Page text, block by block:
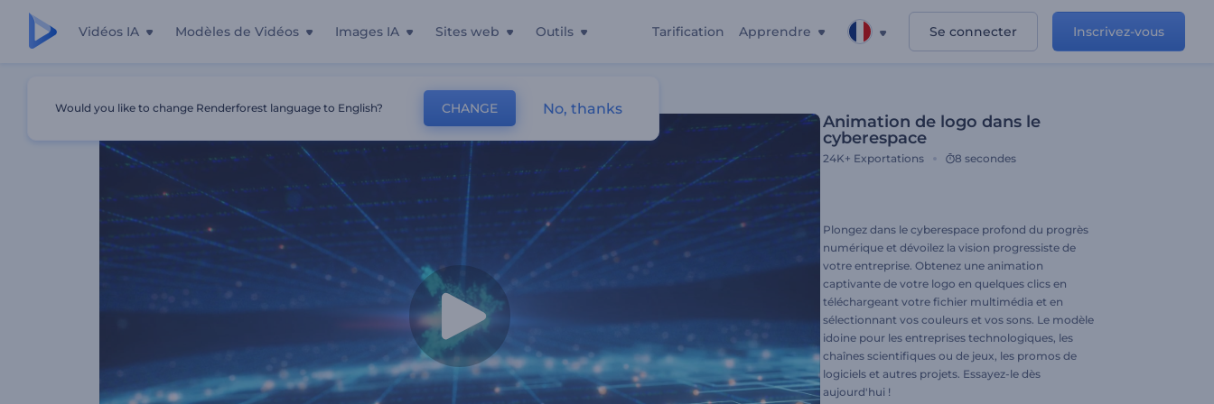
Vidéos IA Modèles de Vidéos Images IA Sites web Outils Tarification Apprendre Se connecter Inscrivez-vous
Animation de logo dans le
cyberespace
24K+ Exportations 8 secondes
Plongez dans le cyberespace profond du progrès
numérique et dévoilez la vision progressiste de
votre entreprise. Obtenez une animation
captivante de votre logo en quelques clics en
téléchargeant votre fichier multimédia et en
sélectionnant vos couleurs et vos sons. Le modèle
idoine pour les entreprises technologiques, les
chaînes scientifiques ou de jeux, les promos de
logiciels et autres projets. Essayez-le dès
aujourd'hui !
Would you like to change Renderforest language to English? CHANGE No, thanks